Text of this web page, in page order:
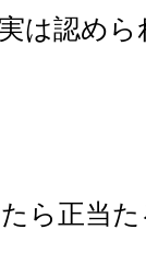
は認め
ら正当